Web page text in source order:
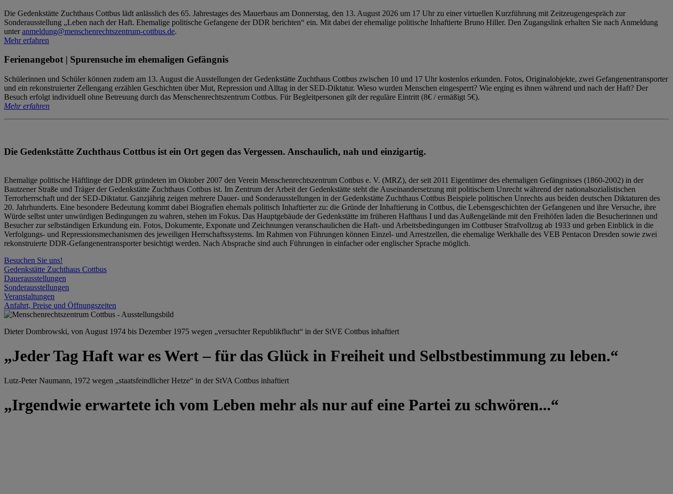
Die Gedenkstätte Zuchthaus Cottbus lädt anlässlich des 65. Jahrestages des Mauerbaus am Donnerstag, den 13. August 2026 um 17 Uhr zu einer virtuellen Kurzführung mit Zeitzeugengespräch zur
Sonderausstellung „Leben nach der Haft. Ehemalige politische Gefangene der DDR berichten“ ein. Mit dabei der ehemalige politische Inhaftierte Bruno Hiller. Den Zugangslink erhalten Sie nach Anmeldung
unteranmeldung@menschenrechtszentrum-cottbus.de.
Mehr erfahren
Ferienangebot | Spurensuche im ehemaligen Gefängnis
Schülerinnen und Schüler können zudem am 13. August die Ausstellungen der Gedenkstätte Zuchthaus Cottbus zwischen 10 und 17 Uhr kostenlos erkunden. Fotos, Originalobjekte, zwei Gefangenentransporter
und ein rekonstruierter Zellengang erzählen Geschichten über Mut, Repression und Alltag in der SED-Diktatur. Wieso wurden Menschen eingesperrt? Wie erging es ihnen während und nach der Haft? Der
Besuch erfolgt individuell ohne Betreuung durch das Menschenrechtszentrum Cottbus. Für Begleitpersonen gilt der reguläre Eintritt (8€ / ermäßigt 5€).
Mehr erfahren
Die Gedenkstätte Zuchthaus Cottbus ist ein Ort gegen das Vergessen. Anschaulich, nah und einzigartig.
Ehemalige politische Häftlinge der DDR gründeten im Oktober 2007 den Verein Menschenrechtszentrum Cottbus e. V. (MRZ), der seit 2011 Eigentümer des ehemaligen Gefängnisses (1860-2002) in der
Bautzener Straße und Träger der Gedenkstätte Zuchthaus Cottbus ist. Im Zentrum der Arbeit der Gedenkstätte steht die Auseinandersetzung mit politischem Unrecht während der nationalsozialistischen
Terrorherrschaft und der SED-Diktatur. Ganzjährig zeigen mehrere Dauer- und Sonderausstellungen in der Gedenkstätte Zuchthaus Cottbus Beispiele politischen Unrechts aus beiden deutschen Diktaturen des
20. Jahrhunderts. Eine besondere Bedeutung kommt dabei Biografien ehemals politisch Inhaftierter zu: die Gründe der Inhaftierung in Cottbus, die Lebensgeschichten der Gefangenen und ihre Versuche, ihre
Würde selbst unter unwürdigen Bedingungen zu wahren, stehen im Fokus. Das Hauptgebäude der Gedenkstätte im früheren Hafthaus I und das Außengelände mit den Freihöfen laden die Besucherinnen und
Besucher zur selbständigen Erkundung ein. Fotos, Dokumente, Exponate und Zeichnungen veranschaulichen die Haft- und Arbeitsbedingungen im Cottbuser Strafvollzug ab 1933 und geben Einblick in die
Verfolgungs- und Repressionsmechanismen des jeweiligen Herrschaftssystems. Im Rahmen von Führungen können Einzel- und Arrestzellen, die ehemalige Werkhalle des VEB Pentacon Dresden sowie zwei
rekonstruierte DDR-Gefangenentransporter besichtigt werden. Nach Absprache sind auch Führungen in einfacher oder englischer Sprache möglich.
Besuchen Sie uns!
Gedenkstätte Zuchthaus Cottbus
Dauerausstellungen
Sonderausstellungen
Veranstaltungen
Anfahrt, Preise und Öffnungszeiten
Dieter Dombrowski, von August 1974 bis Dezember 1975 wegen „versuchter Republikflucht“ in der StVE Cottbus inhaftiert
„Jeder Tag Haft war es Wert – für das Glück in Freiheit und Selbstbestimmung zu leben.“
Lutz-Peter Naumann, 1972 wegen „staatsfeindlicher Hetze“ in der StVA Cottbus inhaftiert
„Irgendwie erwartete ich vom Leben mehr als nur auf eine Partei zu schwören...“